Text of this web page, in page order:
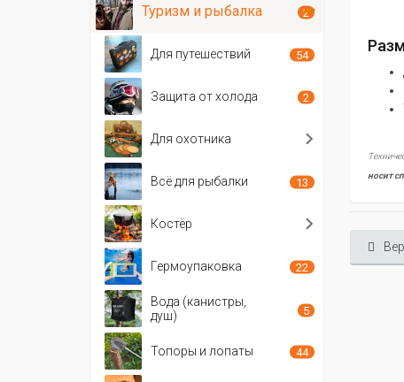
носит
Туризм и рыбалка 2
Для путешествий 54
Защита от холода 2
Для охотника
Всё для рыбалки 13
Костёр
Гермоупаковка 22
Вода (канистры,
душ)
5
Топоры и лопаты 44